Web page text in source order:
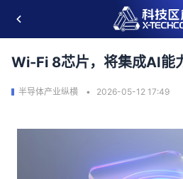
Wi-Fi 8芯片，将集成AI能
半导体产业纵横 2026-05-12 17:49